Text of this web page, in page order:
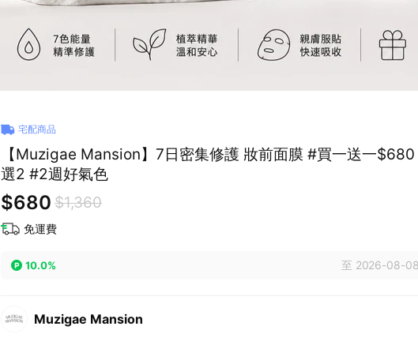
宅配商品
【Muzigae Mansion】7日密集修護 妝前面膜 #買一送一
選2 #2週好氣色
$680 $1,360
免運費
10.0% 至 2026-08-
Muzigae Mansion